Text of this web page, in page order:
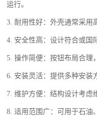
运行。
3. 耐用性好：外壳通常采用
4. 安全性高：设计符合或国
5. 操作简便：按钮布局合理
6. 安装灵活：提供多种安装
7. 维护方便：结构设计考虑
8. 适用范围广：可用于石油